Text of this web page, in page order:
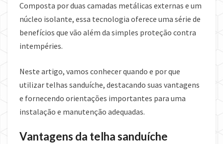
Composta por duas camadas metálicas externas e um
núcleo isolante, essa tecnologia oferece uma série de
benefícios que vão além da simples proteção contra
intempéries.
Neste artigo, vamos conhecer quando e por que
utilizar telhas sanduíche, destacando suas vantagens
e fornecendo orientações importantes para uma
instalação e manutenção adequadas.
Vantagens da telha sanduíche